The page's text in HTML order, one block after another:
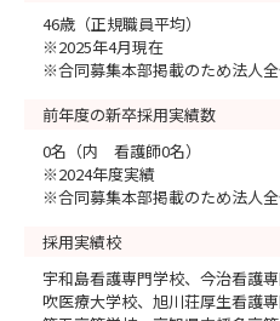
46歳（正規職員平均）
※2025年4月現在
※合同募集本部掲載のため法人
前年度の新卒採用実績数
0名（内 看護師0名）
※2024年度実績
※合同募集本部掲載のため法人
採用実績校
宇和島看護専門学校、今治看護
吹医療大学校、旭川荘厚生看護